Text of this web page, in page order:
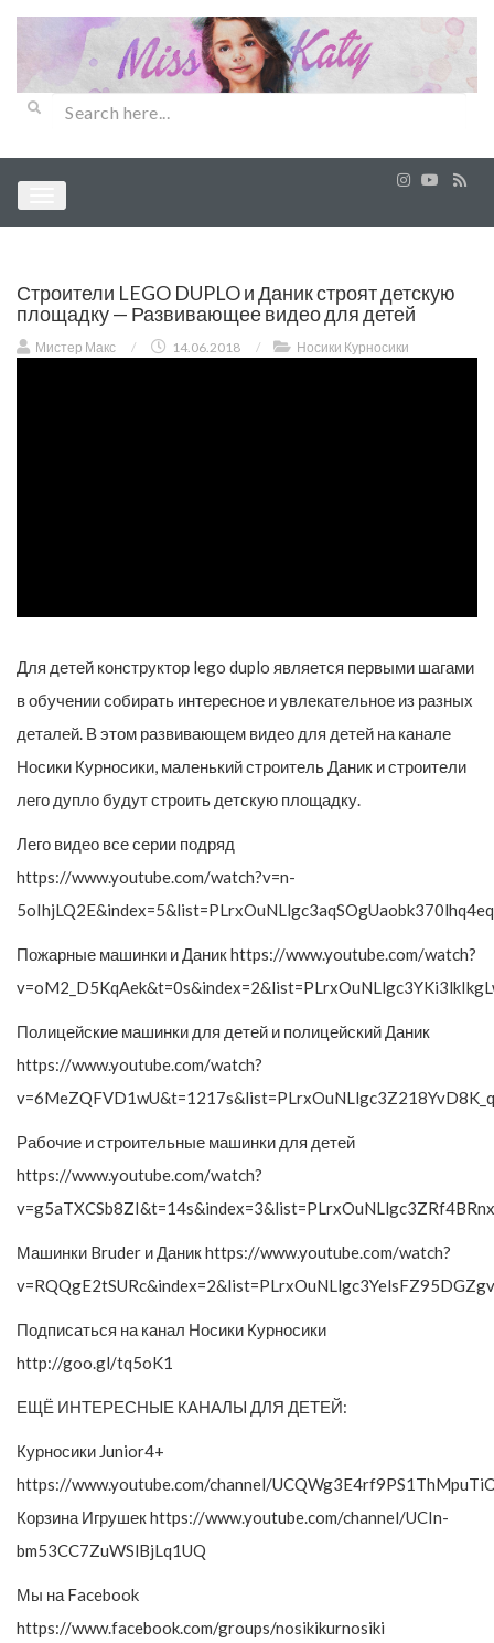
Строители LEGO DUPLO и Даник строят детскую
площадку — Развивающее видео для детей
Мистер Макс / 14.06.2018 / Носики Курносики
Для детей конструктор lego duplo является первыми шагами
в обучении собирать интересное и увлекательное из разных
деталей. В этом развивающем видео для детей на канале
Носики Курносики, маленький строитель Даник и строители
лего дупло будут строить детскую площадку.
Лего видео все серии подряд
https://www.youtube.com/watch?v=n-
Пожарные машинки и Даник https://www.youtube.com/watch?
Полицейские машинки для детей и полицейский Даник
https://www.youtube.com/watch?
Рабочие и строительные машинки для детей
https://www.youtube.com/watch?
Машинки Bruder и Даник https://www.youtube.com/watch?
Подписаться на канал Носики Курносики
http://goo.gl/tq5oK1
ЕЩЁ ИНТЕРЕСНЫЕ КАНАЛЫ ДЛЯ ДЕТЕЙ:
Курносики Junior4+
https://www.youtube.com/channel/
Корзина Игрушек https://www.youtube.com/channel/UCIn-
bm53CC7ZuWSlBjLq1UQ
Мы на Facebook
https://www.facebook.com/groups/nosikikurnosiki